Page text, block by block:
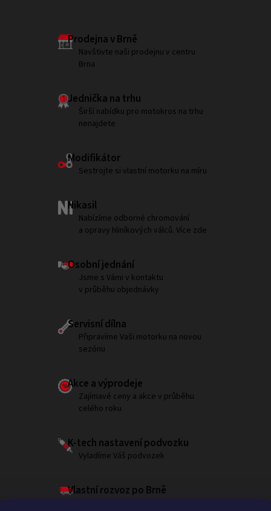
Prodejna v Brně
Navštivte naši prodejnu v centru
Brna
Jednička na trhu
Širší nabídku pro motokros na trhu
nenajdete
Modifikátor
Sestrojte si vlastní motorku na míru
Nikasil
Nabízíme odborné chromování
a opravy hliníkových válců. Více zde
Osobní jednání
Jsme s Vámi v kontaktu
v průběhu objednávky
Servisní dílna
Připravíme Vaši motorku na novou
sezónu
Akce a výprodeje
Zajímavé ceny a akce v průběhu
celého roku
K-tech nastavení podvozku
Vyladíme Váš podvozek
Vlastní rozvoz po Brně
Garantujeme doručení do 180 minut